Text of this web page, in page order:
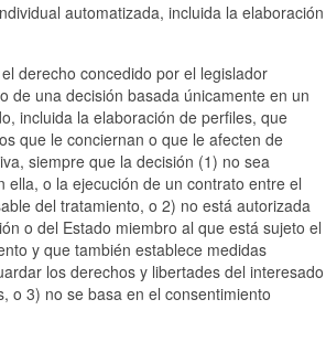
automatizada, incluida la elaboración
derecho concedido por el legislador
de una decisión basada únicamente en un
incluida la elaboración de perfiles, que
que le conciernan o que le afecten de
siempre que la decisión (1) no sea
ella, o la ejecución de un contrato entre el
del tratamiento, o 2) no está autorizada
o del Estado miembro al que está sujeto el
y que también establece medidas
los derechos y libertades del interesado
o 3) no se basa en el consentimiento